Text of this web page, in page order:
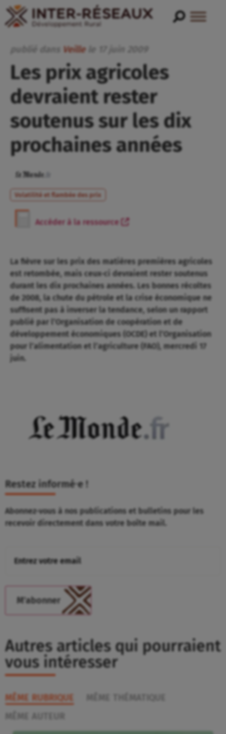
publié dans Veille le
Les prix agricoles
devraient rester
soutenus sur les dix
prochaines années
Volatilité et flambée des prix
Accéder à la ressource
La fièvre sur les prix des matières premières agricoles
est retombée, mais ceux-ci devraient rester soutenus
durant les dix prochaines années. Les bonnes récoltes
de 2008, la chute du pétrole et la crise économique ne
suffisent pas à inverser la tendance, selon un rapport
publié par l’Organisation de coopération et de
développement économiques (OCDE) et l’Organisation
pour l’alimentation et l’agriculture (FAO), mercredi 17
juin.
Restez informé⸱e !
Abonnez-vous à nos publications et bulletins pour les
recevoir directement dans votre boîte mail.
Autres articles qui pourraient
vous intéresser
MÊME RUBRIQUE